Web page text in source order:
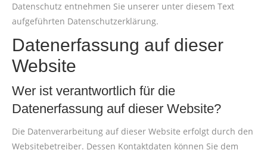
Datenschutz entnehmen Sie unserer unter diesem Text
aufgeführten Datenschutzerklärung.
Datenerfassung auf dieser
Website
Wer ist verantwortlich für die
Datenerfassung auf dieser Website?
Die Datenverarbeitung auf dieser Website erfolgt durch den
Websitebetreiber. Dessen Kontaktdaten können Sie dem